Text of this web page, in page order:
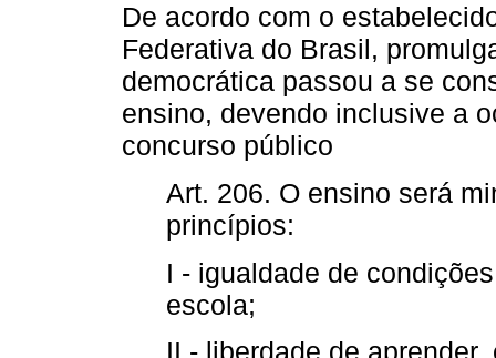
De acordo com o
Federativa do Brasil,
democrática passou a se
ensino, devendo inclusive a
concurso público
Art. 206. O ensino será
princípios:
I - igualdade de
escola;
II - liberdade de